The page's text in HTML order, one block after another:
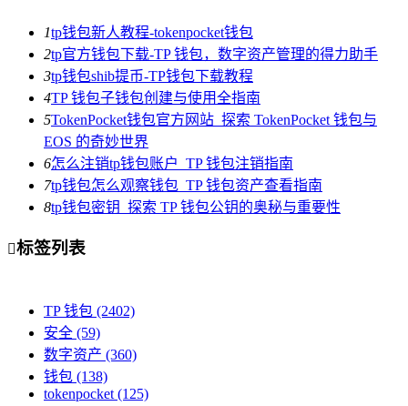
1tp钱包新人教程-tokenpocket钱包
2tp官方钱包下载-TP 钱包，数字资产管理的得力助手
3tp钱包shib提币-TP钱包下载教程
4TP 钱包子钱包创建与使用全指南
5TokenPocket钱包官方网站_探索 TokenPocket 钱包与
EOS 的奇妙世界
6怎么注销tp钱包账户_TP 钱包注销指南
7tp钱包怎么观察钱包_TP 钱包资产查看指南
8tp钱包密钥_探索 TP 钱包公钥的奥秘与重要性
标签列表
TP 钱包 (2402)
安全 (59)
数字资产 (360)
钱包 (138)
tokenpocket (125)